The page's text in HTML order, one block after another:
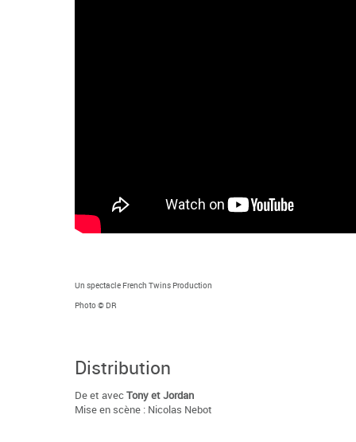
Un spectacle French Twins Production
Photo © DR
Distribution
De et avecTony et Jordan
Mise en scène : Nicolas Nebot